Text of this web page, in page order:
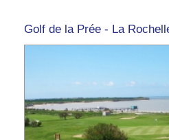
Golf de la Prée - La